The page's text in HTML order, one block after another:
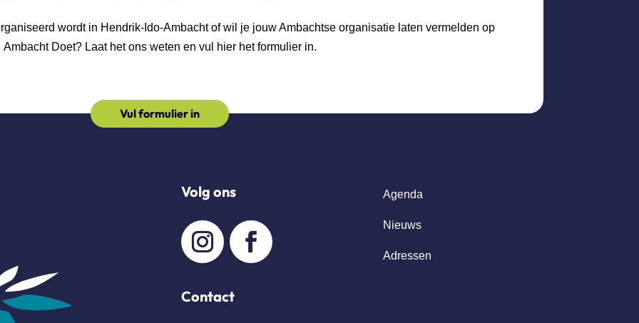
wordt in Hendrik-Ido-Ambacht of wil je jouw Ambachtse organisatie laten vermelden op
Ambacht Doet? Laat het ons weten en vul hier het formulier in.
Vul formulier in
Volg ons
Contact
Agenda
Nieuws
Adressen